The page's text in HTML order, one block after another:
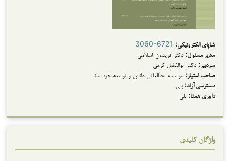
شاپای الکترونیکی: 3060-6721
مدیر مسئول: دکتر فریدون اسلامی
سردبیر: دکتر ابوالفضل کرمی
صاحب امتیاز: موسسه مطالعاتی دانش و توسعه خرد مانا
دسترسی آزاد: بلی
داوری همتا: بلی
واژگان کلیدی